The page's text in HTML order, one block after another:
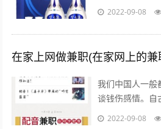
场还是现货市场
2022-09-08
在家上网做兼职(在家网上的兼
我们中国人一般
谈钱伤感情。自
商末”“学而优则
2022-09-08